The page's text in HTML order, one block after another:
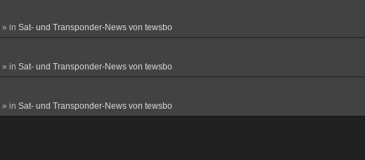
» in Sat- und Transponder-News von tewsbo
» in Sat- und Transponder-News von tewsbo
» in Sat- und Transponder-News von tewsbo